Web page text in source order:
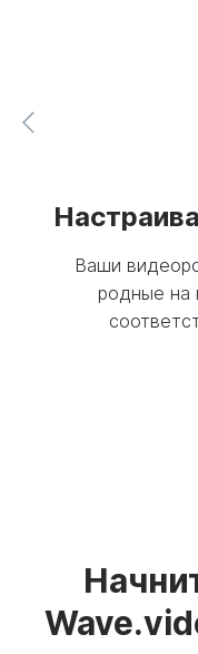
Ваши
родные на